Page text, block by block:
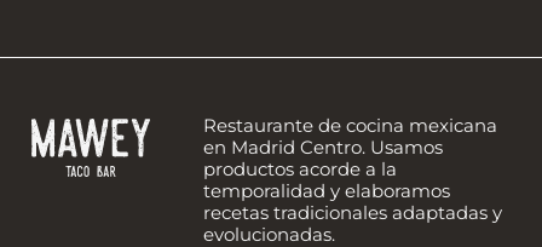
Restaurante de cocina mexicana
en Madrid Centro. Usamos
productos acorde a la
temporalidad y elaboramos
recetas tradicionales adaptadas y
evolucionadas.